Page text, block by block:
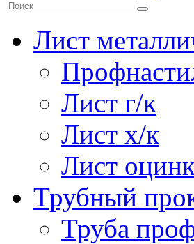
Лист
Лист г/к
Лист х/к
Лист
Трубный
Труба